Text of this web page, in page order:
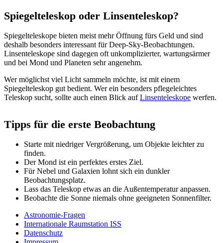
Spiegelteleskop oder Linsenteleskop?
Spiegelteleskope bieten meist mehr Öffnung fürs Geld und sind
deshalb besonders interessant für Deep-Sky-Beobachtungen.
Linsenteleskope sind dagegen oft unkomplizierter, wartungsärmer
und bei Mond und Planeten sehr angenehm.
Wer möglichst viel Licht sammeln möchte, ist mit einem
Spiegelteleskop gut bedient. Wer ein besonders pflegeleichtes
Teleskop sucht, sollte auch einen Blick aufLinsenteleskope werfen.
Tipps für die erste Beobachtung
Starte mit niedriger Vergrößerung, um Objekte leichter zu
finden.
Der Mond ist ein perfektes erstes Ziel.
Für Nebel und Galaxien lohnt sich ein dunkler
Beobachtungsplatz.
Lass das Teleskop etwas an die Außentemperatur anpassen.
Beobachte die Sonne niemals ohne geeigneten Sonnenfilter.
Astronomie-Fragen
Internationale Raumstation ISS
Datenschutz